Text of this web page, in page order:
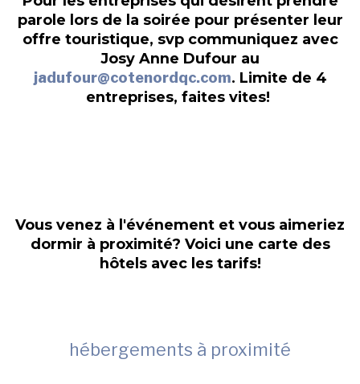
parole lors de la soirée pour présenter leur
offre touristique, svp communiquez avec
Josy Anne Dufour au
jadufour@cotenordqc.com. Limite de 4
entreprises, faites vites!
Vous venez à l'événement et vous aimeriez
dormir à proximité? Voici une carte des
hôtels avec les tarifs!
hébergements à proximité